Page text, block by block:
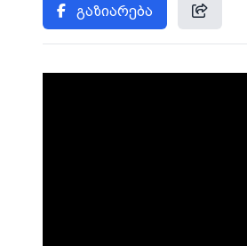
გაზიარება